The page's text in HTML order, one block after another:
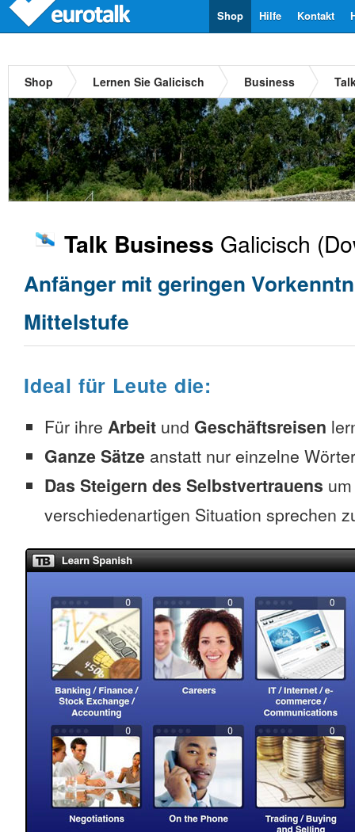
Kontakt
Hilfe
Shop
Shop Lernen Sie Galicisch Business
Talk Business Galicisch
Anfänger mit geringen
Mittelstufe
Ideal für Leute die:
Für ihre Arbeit und Geschäftsreisen
Ganze Sätze anstatt nur einzelne
Das Steigern des Selbstvertrauens
verschiedenartigen Situation sprechen